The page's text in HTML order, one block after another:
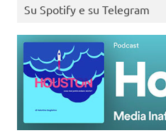
Su Spotify e su Telegram